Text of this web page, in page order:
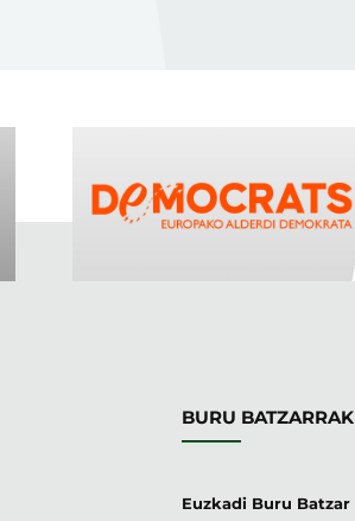
BURU BATZARRAK
Euzkadi Buru Batzar